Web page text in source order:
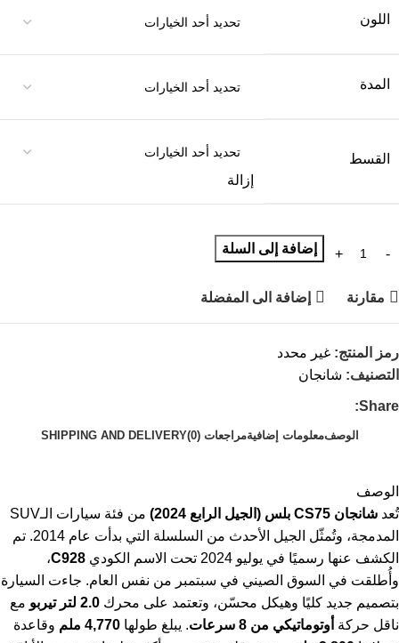
اللون
المدة
القسط
إزالة
إضافة إلى السلة
مقارنة إضافة الى المفضلة
رمز المنتج: غير محدد
التصنيف: شانجان
Share:
الوصفمعلومات إضافيةمراجعات (0) SHIPPING AND DELIVERY
الوصف
تُعد شانجان CS75 بلس (الجيل الرابع 2024)
من فئة سيارات الـSUV
المدمجة، وتُمثّل الجيل الأحدث من السلسلة التي بدأت عام 2014. تم
الكشف عنها رسميًا في يوليو 2024 تحت الاسم الكودي
C928،
وأُطلقت في السوق الصيني في سبتمبر من نفس العام. جاءت السيارة
بتصميم جديد كليًا وهيكل محسّن، وتعتمد على محرك 2.0 لتر تيربو
مع
ناقل حركة أوتوماتيكي من 8 سرعات . يبلغ طولها 4,770 ملم
وقاعدة